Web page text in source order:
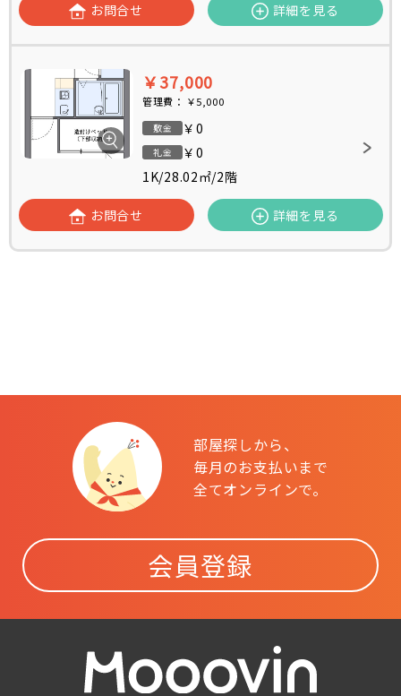
お問合せ 詳細を見る
￥37,000
管理費： ￥5,000
敷金 ￥0
礼金
￥0
1K/28.02㎡/2階
お問合せ 詳細を見る
部屋探しから、
毎月のお支払いまで
全てオンラインで。
会員登録